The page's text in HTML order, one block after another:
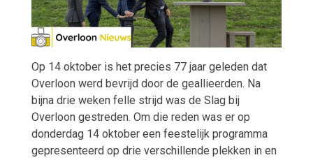
Op 14 oktober is het precies 77 jaar geleden dat
Overloon werd bevrijd door de geallieerden. Na
bijna drie weken felle strijd was de Slag bij
Overloon gestreden. Om die reden was er op
donderdag 14 oktober een feestelijk programma
gepresenteerd op drie verschillende plekken in en